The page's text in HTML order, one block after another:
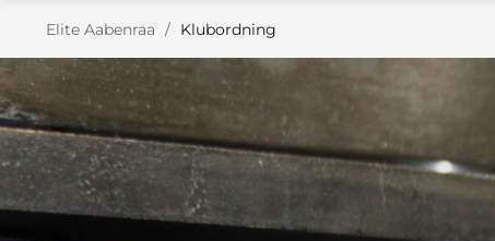
Elite Aabenraa / Klubordning